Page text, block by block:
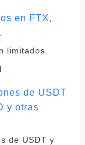
en FTX,
limitados.
de USDT
y otras
de USDT y